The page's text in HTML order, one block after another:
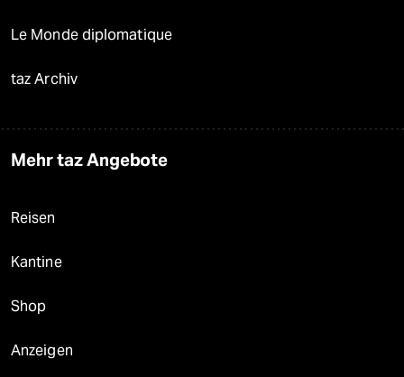
Le Monde diplomatique
taz Archiv
Mehr taz Angebote
Reisen
Kantine
Shop
Anzeigen